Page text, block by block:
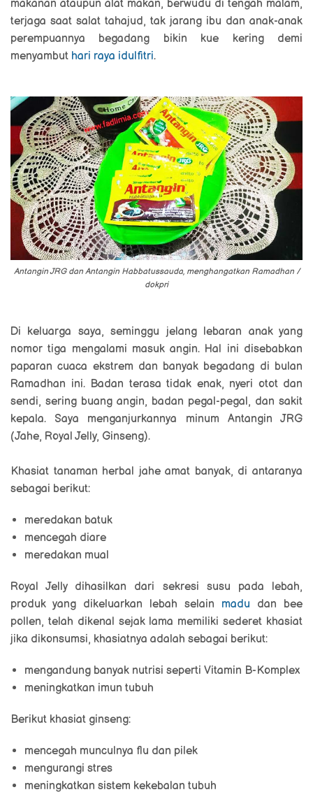
makanan ataupun alat makan, berwudu di tengah malam,
terjaga saat salat tahajud, tak jarang ibu dan anak-anak
perempuannya begadang bikin kue kering demi
menyambut hari raya idulfitri.
Antangin JRG dan Antangin Habbatussauda, menghangatkan Ramadhan /
dokpri
Di keluarga saya, seminggu jelang lebaran anak yang
nomor tiga mengalami masuk angin. Hal ini disebabkan
paparan cuaca ekstrem dan banyak begadang di bulan
Ramadhan ini. Badan terasa tidak enak, nyeri otot dan
sendi, sering buang angin, badan pegal-pegal, dan sakit
kepala. Saya menganjurkannya minum Antangin JRG
(Jahe, Royal Jelly, Ginseng).
Khasiat tanaman herbal jahe amat banyak, di antaranya
sebagai berikut:
meredakan batuk
mencegah diare
meredakan mual
Royal Jelly dihasilkan dari sekresi susu pada lebah,
produk yang dikeluarkan lebah selain madu dan bee
pollen, telah dikenal sejak lama memiliki sederet khasiat
jika dikonsumsi, khasiatnya adalah sebagai berikut:
mengandung banyak nutrisi seperti Vitamin B-Komplex
meningkatkan imun tubuh
Berikut khasiat ginseng:
mencegah munculnya flu dan pilek
mengurangi stres
meningkatkan sistem kekebalan tubuh